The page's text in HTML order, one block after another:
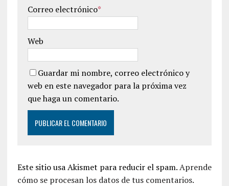
Correo electrónico*
Web
Guardar mi nombre, correo electrónico y
web en este navegador para la próxima vez
que haga un comentario.
Este sitio usa Akismet para reducir el spam.Aprende
cómo se procesan los datos de tus comentarios.